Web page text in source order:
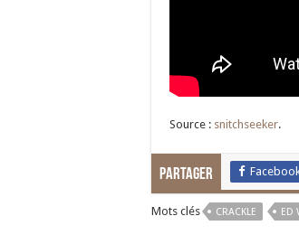
Source : snitchseeker.
Partager
Mots clés CRACKLE ED